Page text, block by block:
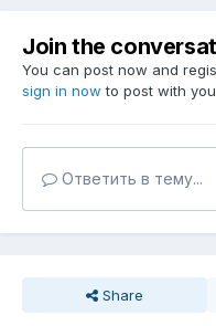
Join the
You can post now and
sign in now to post with
Ответить в тему...
Share